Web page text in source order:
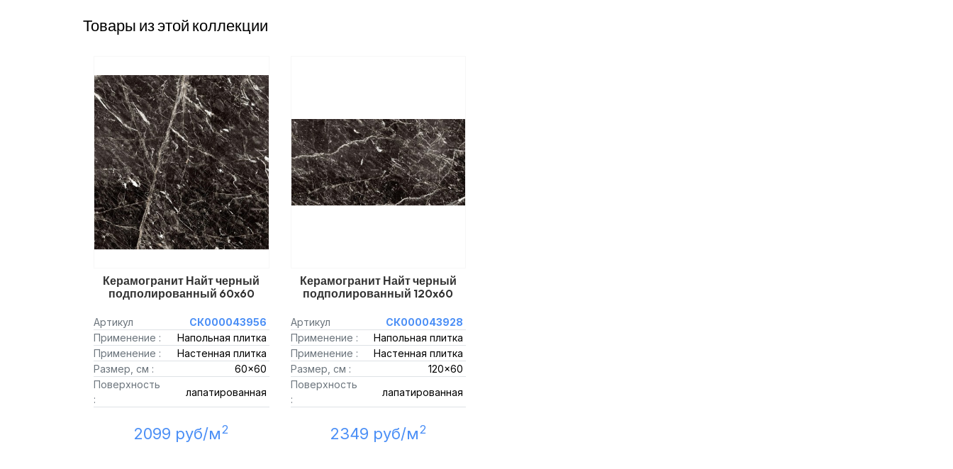
Товары из этой коллекции
Керамогранит Найт черный
подполированный 60x60
Артикул
СК000043956
Применение :
Напольная плитка
Применение :
Настенная плитка
Размер, см :
60x60
Поверхность
:
лапатированная
2099 руб/м2
Керамогранит Найт черный
подполированный 120x60
Артикул
СК000043928
Применение :
Напольная плитка
Применение :
Настенная плитка
Размер, см :
120x60
Поверхность
:
лапатированная
2349 руб/м2